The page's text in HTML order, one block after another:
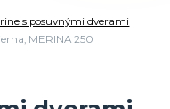
s posuvnými dverami
MERINA 250